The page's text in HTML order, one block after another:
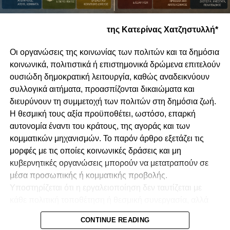
της Κατερίνας Χατζηστυλλή*
Οι οργανώσεις της κοινωνίας των πολιτών και τα δημόσια
κοινωνικά, πολιτιστικά ή επιστημονικά δρώμενα επιτελούν
ουσιώδη δημοκρατική λειτουργία, καθώς αναδεικνύουν
συλλογικά αιτήματα, προασπίζονται δικαιώματα και
διευρύνουν τη συμμετοχή των πολιτών στη δημόσια ζωή.
Η θεσμική τους αξία προϋποθέτει, ωστόσο, επαρκή
αυτονομία έναντι του κράτους, της αγοράς και των
κομματικών μηχανισμών. Το παρόν άρθρο εξετάζει τις
μορφές με τις οποίες κοινωνικές δράσεις και μη
κυβερνητικές οργανώσεις μπορούν να μετατραπούν σε
μέσα προσωπικής ή κομματικής προβολής.
Υποστηρίζεται ότι η εργαλειοποίηση δεν ταυτίζεται με
προκύπτει όταν αποκρύπτονται οι πραγματικές σχέσεις
διοργάνωσης, χρηματοδότησης, ελέγχου και
CONTINUE READING